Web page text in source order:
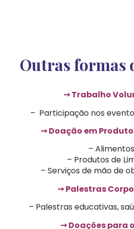
Outras formas
➙ Trabalho
– Participação nos
➙ Doação em
– Alimentos
– Produtos de
– Serviços de mão de
➙ Palestras
– Palestras educativas,
➙ Doações para